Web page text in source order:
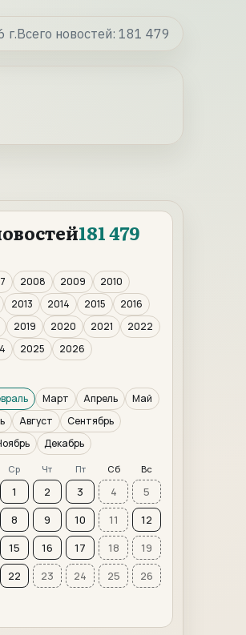
г.Всего новостей: 181 479
181 479
2008 2009
2010
2013 2014 2015
2016
2019 2020 2021
2022
2025
2026
Март Апрель
Май
Август
Сентябрь
Декабрь
Ср Чт Пт Сб Вс
1 2 3 4
5
8 9 10 11
12
15 16 17 18
19
22 23 24 25
26